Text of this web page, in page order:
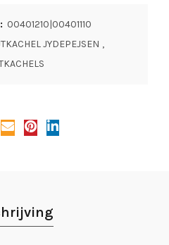
00401210|00401110
JYDEPEJSEN ,